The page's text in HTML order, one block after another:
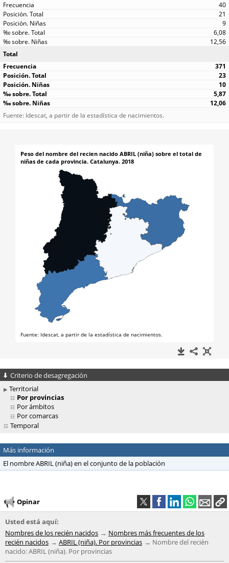
40
21
9
6,08
12,56
Total
371
23
10
5,87
12,06
Fuente: Idescat, a partir de la estadística de nacimientos.
Criterio de desagregación
Territorial
Por provincias
Por ámbitos
Por comarcas
Temporal
Más información
El nombre ABRIL (niña) en el conjunto de la población
Opinar
Usted está aquí:
Nombres de los recién nacidos
Nombres más frecuentes de los
recién nacidos
ABRIL (niña). Por provincias
Nombre del recién
nacido: ABRIL (niña). Por provincias